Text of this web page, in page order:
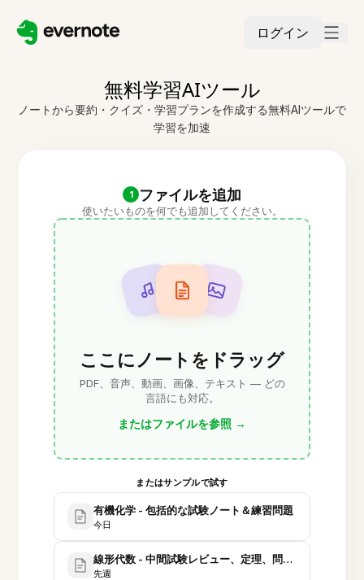
ログイン
無料学習AIツール
ノートから要約・クイズ・学習プランを作成する無料AIツールで
学習を加速
1 ファイルを追加
使いたいものを何でも追加してください。
ここにノートをドラッグ
PDF、音声、動画、画像、テキスト — どの
言語にも対応。
またはファイルを参照 →
またはサンプルで試す
有機化学 - 包括的な試験ノート＆練習問題
今日
線形代数 - 中間試験レビュー、定理、問題集
先週